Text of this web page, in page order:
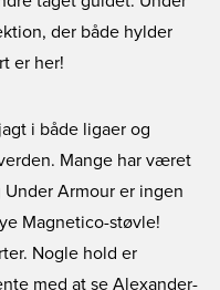
der både hylder
er her!
i både ligaer og
Mange har været
Armour er ingen
Magnetico-støvle!
Nogle hold er
med at se Alexander-